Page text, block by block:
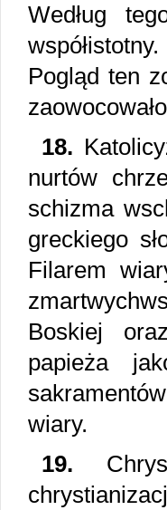
Według
Pogląd ten
18.
nurtów
schizma
greckiego
Filarem
Boskiej
papieża
wiary.
19.